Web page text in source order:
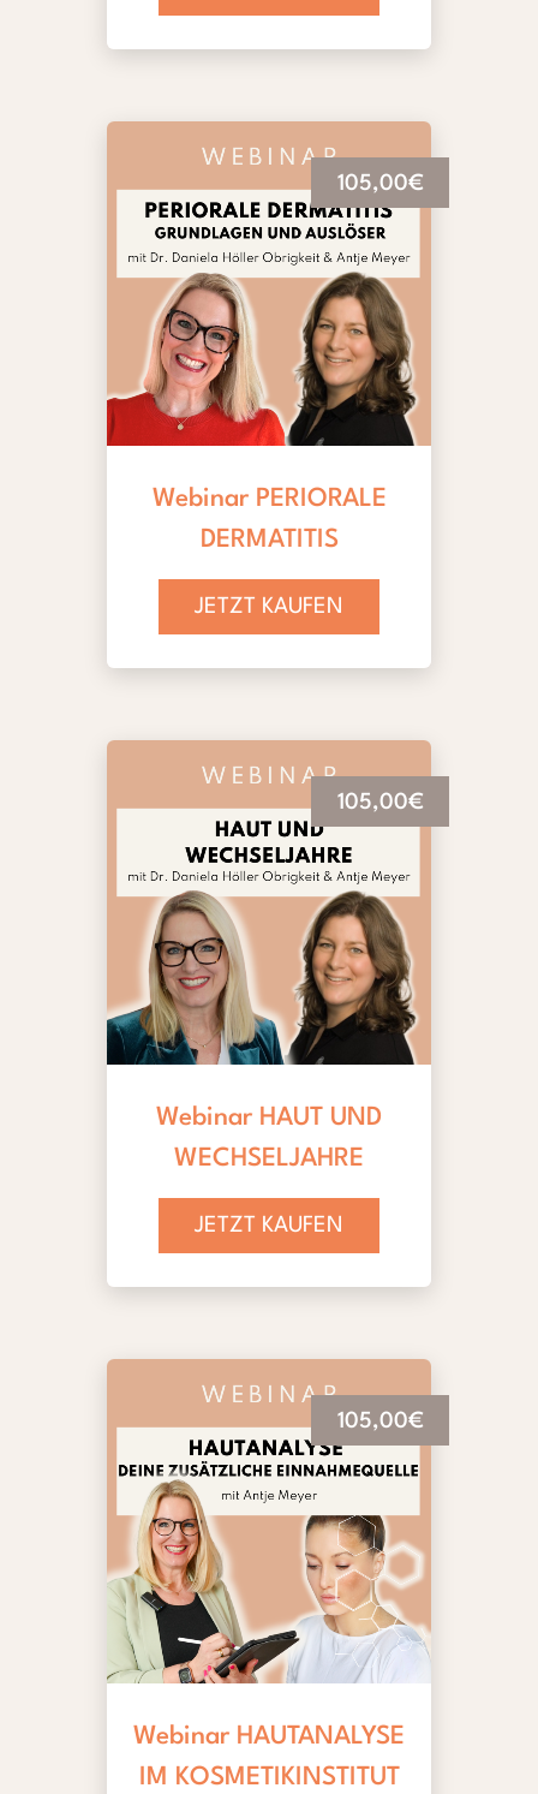
105,00€
Webinar PERIORALE
DERMATITIS
JETZT KAUFEN
105,00€
Webinar HAUT UND
WECHSELJAHRE
JETZT KAUFEN
105,00€
Webinar HAUTANALYSE
IM KOSMETIKINSTITUT